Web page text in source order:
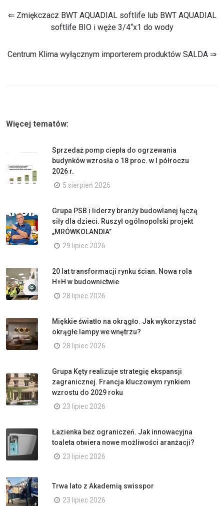
⇐ Zmiękczacz BWT AQUADIAL softlife lub BWT AQUADIAL
softlife BIO i węże 3/4“x1 do wody
Centrum Klima wyłącznym importerem produktów SALDA ⇒
Więcej tematów:
Sprzedaż pomp ciepła do ogrzewania
budynków wzrosła o 18 proc. w I półroczu
2026 r.
5 sierpień 2026
Grupa PSB i liderzy branży budowlanej łączą
siły dla dzieci. Ruszył ogólnopolski projekt
„MRÓWKOLANDIA”
29 lipiec 2026
20 lat transformacji rynku ścian. Nowa rola
H+H w budownictwie
28 lipiec 2026
Miękkie światło na okrągło. Jak wykorzystać
okrągłe lampy we wnętrzu?
28 lipiec 2026
Grupa Kęty realizuje strategię ekspansji
zagranicznej. Francja kluczowym rynkiem
wzrostu do 2029 roku
23 lipiec 2026
Łazienka bez ograniczeń. Jak innowacyjna
toaleta otwiera nowe możliwości aranżacji?
23 lipiec 2026
Trwa lato z Akademią swisspor
23 lipiec 2026